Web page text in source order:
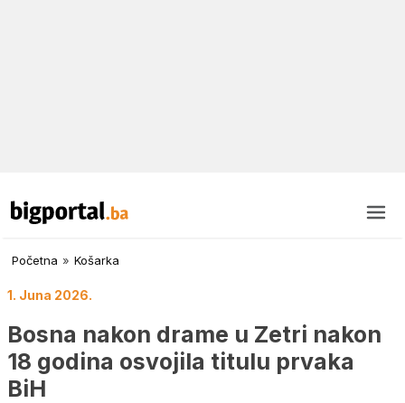
Početna » Košarka
1. Juna 2026.
Bosna nakon drame u Zetri nakon
18 godina osvojila titulu prvaka
BiH